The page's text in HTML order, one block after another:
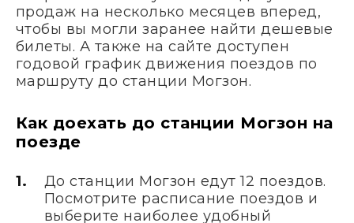
продаж на несколько месяцев вперед,
чтобы вы могли заранее найти дешевые
билеты. А также на сайте доступен
годовой график движения поездов по
маршруту до станции Могзон.
Как доехать до станции Могзон на
поезде
До станции Могзон едут 12 поездов.
Посмотрите расписание поездов и
выберите наиболее удобный